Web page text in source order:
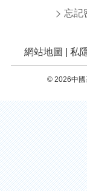
忘記
網站地圖 私
© 2026中國